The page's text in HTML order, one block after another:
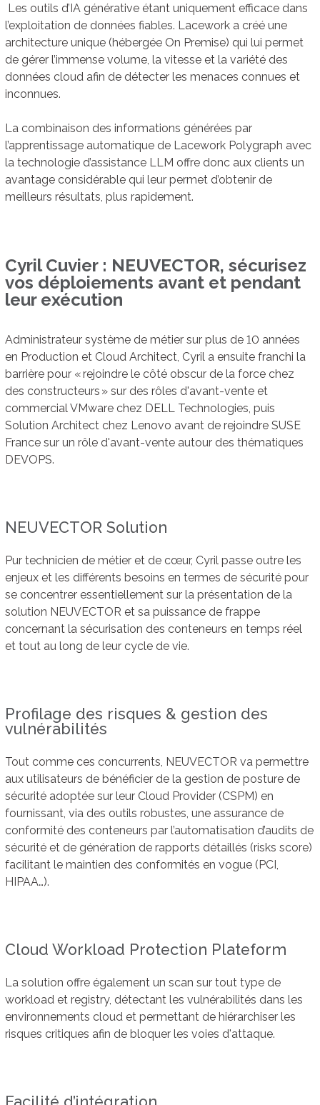
Les outils d’IA générative étant uniquement efficace dans
l’exploitation de données fiables. Lacework a créé une
architecture unique (hébergée On Premise) qui lui permet
de gérer l’immense volume, la vitesse et la variété des
données cloud afin de détecter les menaces connues et
inconnues.
La combinaison des informations générées par
l’apprentissage automatique de Lacework Polygraph avec
la technologie d’assistance LLM offre donc aux clients un
avantage considérable qui leur permet d’obtenir de
meilleurs résultats, plus rapidement.
Cyril Cuvier : NEUVECTOR, sécurisez
vos déploiements avant et pendant
leur exécution
Administrateur système de métier sur plus de 10 années
en Production et Cloud Architect, Cyril a ensuite franchi la
barrière pour « rejoindre le côté obscur de la force chez
des constructeurs » sur des rôles d'avant-vente et
commercial VMware chez DELL Technologies, puis
Solution Architect chez Lenovo avant de rejoindre SUSE
France sur un rôle d'avant-vente autour des thématiques
DEVOPS.
NEUVECTOR Solution
Pur technicien de métier et de cœur, Cyril passe outre les
enjeux et les différents besoins en termes de sécurité pour
se concentrer essentiellement sur la présentation de la
solution NEUVECTOR et sa puissance de frappe
concernant la sécurisation des conteneurs en temps réel
et tout au long de leur cycle de vie.
Profilage des risques & gestion des
vulnérabilités
Tout comme ces concurrents, NEUVECTOR va permettre
aux utilisateurs de bénéficier de la gestion de posture de
sécurité adoptée sur leur Cloud Provider (CSPM) en
fournissant, via des outils robustes, une assurance de
conformité des conteneurs par l’automatisation d’audits de
sécurité et de génération de rapports détaillés (risks score)
facilitant le maintien des conformités en vogue (PCI,
HIPAA…).
Cloud Workload Protection Plateform
La solution offre également un scan sur tout type de
workload et registry, détectant les vulnérabilités dans les
environnements cloud et permettant de hiérarchiser les
risques critiques afin de bloquer les voies d'attaque.